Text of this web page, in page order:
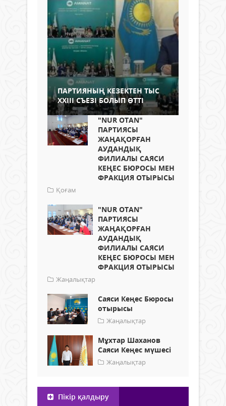
ПАРТИЯНЫҢ КЕЗЕКТЕН ТЫС
ХХІІІ СЪЕЗІ БОЛЫП ӨТТІ
"NUR OTAN"
ПАРТИЯСЫ
ЖАҢАҚОРҒАН
АУДАНДЫҚ
ФИЛИАЛЫ САЯСИ
КЕҢЕС БЮРОСЫ МЕН
ФРАКЦИЯ ОТЫРЫСЫ
Қоғам
"NUR OTAN"
ПАРТИЯСЫ
ЖАҢАҚОРҒАН
АУДАНДЫҚ
ФИЛИАЛЫ САЯСИ
КЕҢЕС БЮРОСЫ МЕН
ФРАКЦИЯ ОТЫРЫСЫ
Жаңалықтар
Саяси Кеңес Бюросы
отырысы
Жаңалықтар
Мұхтар Шаханов
Саяси Кеңес мүшесі
Жаңалықтар
Пікір қалдыру